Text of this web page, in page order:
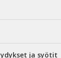
ja syötit